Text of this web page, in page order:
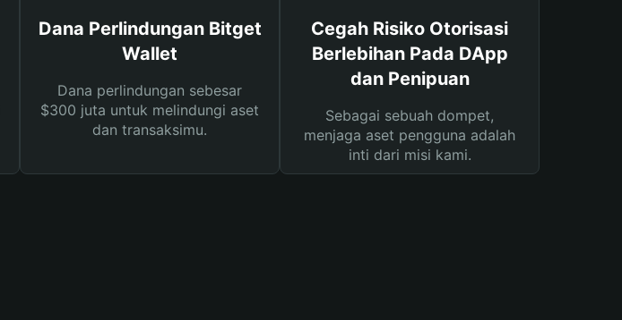
Dana Perlindungan Bitget
Wallet
Dana perlindungan sebesar
$300 juta untuk melindungi aset
dan transaksimu.
Cegah Risiko Otorisasi
Berlebihan Pada DApp
dan Penipuan
Sebagai sebuah dompet,
menjaga aset pengguna adalah
inti dari misi kami.